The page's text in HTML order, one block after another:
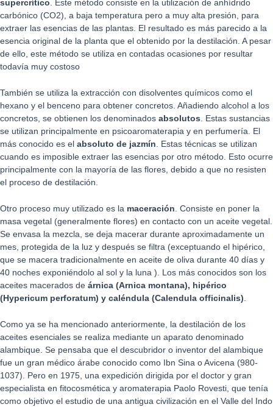
supercrítico . Este método consiste en la utilización de anhídrido
carbónico (CO2), a baja temperatura pero a muy alta presión, para
extraer las esencias de las plantas. El resultado es más parecido a la
esencia original de la planta que el obtenido por la destilación. A pesar
de ello, este método se utiliza en contadas ocasiones por resultar
todavía muy costoso
También se utiliza la extracción con disolventes químicos como el
hexano y el benceno para obtener concretos. Añadiendo alcohol a los
concretos, se obtienen los denominados absolutos . Estas sustancias
se utilizan principalmente en psicoaromaterapia y en perfumería. El
más conocido es el absoluto de jazmín . Estas técnicas se utilizan
cuando es imposible extraer las esencias por otro método. Esto ocurre
principalmente con la mayoría de las flores, debido a que no resisten
el proceso de destilación.
Otro proceso muy utilizado es la maceración . Consiste en poner la
masa vegetal (generalmente flores) en contacto con un aceite vegetal.
Se envasa la mezcla, se deja macerar durante aproximadamente un
mes, protegida de la luz y después se filtra (exceptuando el hipérico,
que se macera tradicionalmente en aceite de oliva durante 40 días y
40 noches exponiéndolo al sol y la luna ). Los más conocidos son los
aceites macerados de árnica (Arnica montana), hipérico
(Hypericum perforatum) y caléndula (Calendula officinalis)
Como ya se ha mencionado anteriormente, la destilación de los
aceites esenciales se realiza mediante un aparato denominado
alambique. Se pensaba que el descubridor o inventor del alambique
fue un gran médico árabe conocido como Ibn Sina o Avicena (980-
1037). Pero en 1975, una expedición dirigida por el doctor y gran
especialista en fitocosmética y aromaterapia Paolo Rovesti, que tenía
como objetivo el estudio de una antigua civilización en el Valle del Indo